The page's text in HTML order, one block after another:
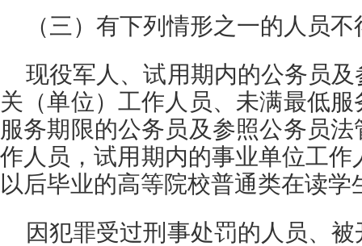
（三）有下列情形之一的人员
现役军人、试用期内的公务员
关（单位）工作人员、未满最低
服务期限的公务员及参照公务员
作人员，试用期内的事业单位工作
以后毕业的高等院校普通类在读
因犯罪受过刑事处罚的人员、